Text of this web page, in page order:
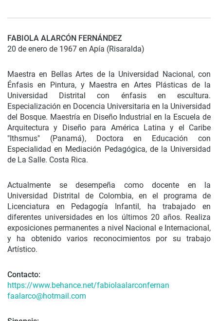
FABIOLA ALARCÓN FERNÁNDEZ
20 de enero de 1967 en Apía (Risaralda)
Maestra en Bellas Artes de la Universidad Nacional, con
Énfasis en Pintura, y Maestra en Artes Plásticas de la
Universidad Distrital con énfasis en escultura.
Especialización en Docencia Universitaria en la Universidad
del Bosque. Maestría en Diseño Industrial en la Escuela de
Arquitectura y Diseño para América Latina y el Caribe
"Ithsmus" (Panamá), Doctora en Educación con
Especialidad en Mediación Pedagógica, de la Universidad
de La Salle. Costa Rica.
Actualmente se desempeña como docente en la
Universidad Distrital de Colombia, en el programa de
Licenciatura en Pedagogía Infantil, ha trabajado en
diferentes universidades en los últimos 20 años. Realiza
exposiciones permanentes a nivel Nacional e Internacional,
y ha obtenido varios reconocimientos por su trabajo
Artístico.
Contacto:
https://www.behance.net/fabiolaalarconfernan
faalarco@hotmail.com